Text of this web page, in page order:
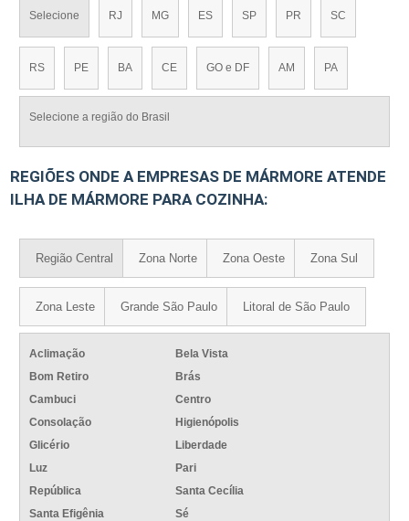
Selecione RJ MG ES SP PR SC
RS PE BA CE GO e DF AM PA
Selecione a região do Brasil
REGIÕES ONDE A EMPRESAS DE MÁRMORE ATENDE
ILHA DE MÁRMORE PARA COZINHA:
Região Central Zona Norte Zona Oeste Zona Sul
Zona Leste Grande São Paulo Litoral de São Paulo
Aclimação
Bela Vista
Bom Retiro
Brás
Cambuci
Centro
Consolação
Higienópolis
Glicério
Liberdade
Luz
Pari
República
Santa Cecília
Santa Efigênia
Sé